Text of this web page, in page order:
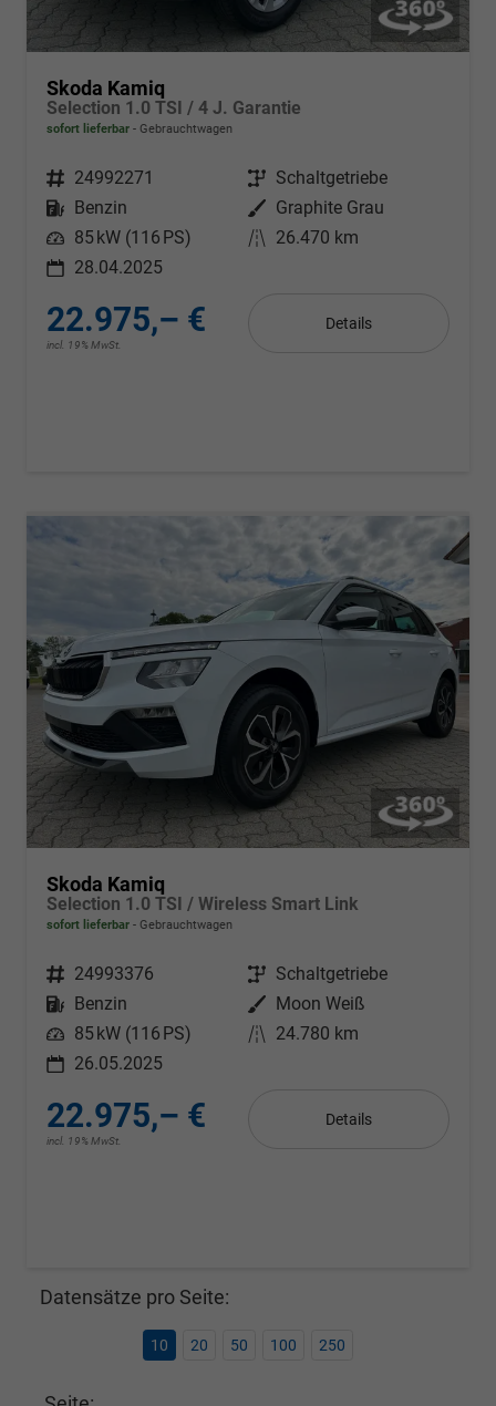
Skoda Kamiq
Selection 1.0 TSI / 4 J. Garantie
sofort lieferbar Gebrauchtwagen
Fahrzeugnr. 24992271 Getriebe Schaltgetriebe
Kraftstoff
Benzin Außenfarbe Graphite Grau
Leistung 85 kW (116 PS) Kilometerstand 26.470 km
28.04.2025
22.975,– €
incl. 19% MwSt.
Details
Skoda Kamiq
Selection 1.0 TSI / Wireless Smart Link
sofort lieferbar Gebrauchtwagen
Fahrzeugnr. 24993376 Getriebe Schaltgetriebe
Kraftstoff
Benzin Außenfarbe
Moon Weiß
Leistung 85 kW (116 PS) Kilometerstand 24.780 km
26.05.2025
22.975,– €
incl. 19% MwSt.
Details
Datensätze pro Seite:
10 20 50 100 250